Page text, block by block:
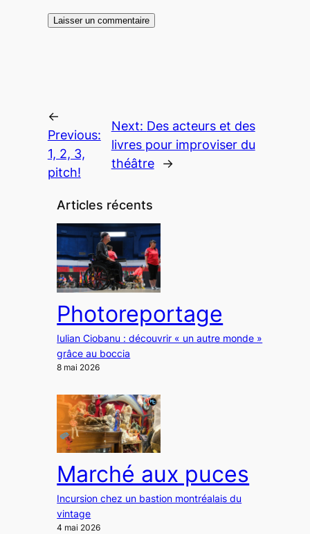
←
Previous:
1, 2, 3,
pitch!
Next: Des acteurs et des
livres pour improviser du
théâtre
→
Articles récents
Photoreportage
Iulian Ciobanu : découvrir « un autre monde »
grâce au boccia
8 mai 2026
Marché aux puces
Incursion chez un bastion montréalais du
vintage
4 mai 2026